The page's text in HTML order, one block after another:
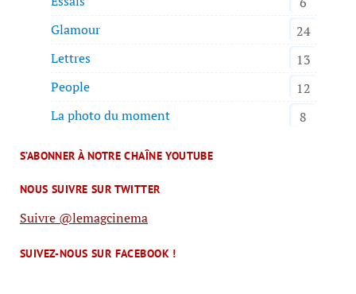
Glamour
24
Lettres
13
People
12
La photo du moment
8
S’ABONNER À NOTRE CHAÎNE YOUTUBE
NOUS SUIVRE SUR TWITTER
Suivre @lemagcinema
SUIVEZ-NOUS SUR FACEBOOK !